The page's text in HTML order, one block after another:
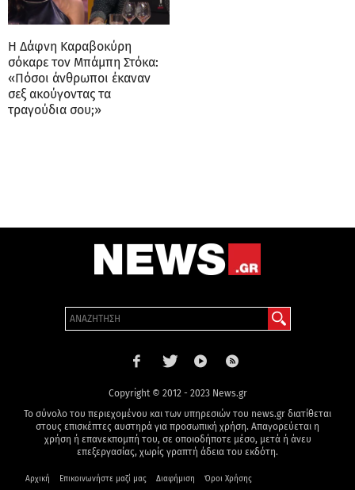
Η Δάφνη Καραβοκύρη
σόκαρε τον Μπάμπη Στόκα:
«Πόσοι άνθρωποι έκαναν
σεξ ακούγοντας τα
τραγούδια σου;»
Copyright © 2012 - 2023 News.gr
Το σύνολο του περιεχομένου και των υπηρεσιών του news.gr διατίθεται
στους επισκέπτες αυστηρά για προσωπική χρήση. Απαγορεύεται η
χρήση ή επανεκπομπή του, σε οποιοδήποτε μέσο, μετά ή άνευ
επεξεργασίας, χωρίς γραπτή άδεια του εκδότη.
Αρχική Επικοινωνήστε μαζί μας Διαφήμιση Όροι Χρήσης